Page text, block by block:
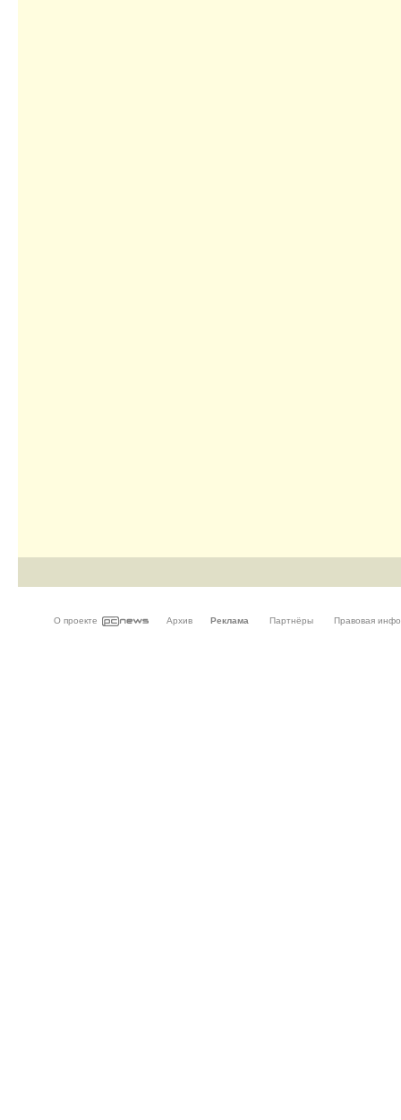
О проекте Архив Реклама Партнёры Правовая